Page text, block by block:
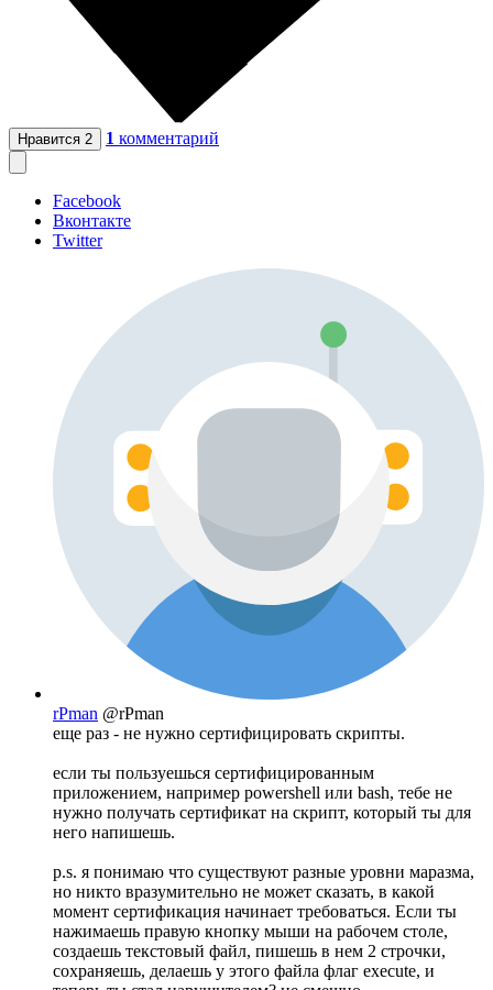
Нравится 2 1 комментарий
Facebook
Вконтакте
Twitter
rPman @rPman
еще раз - не нужно сертифицировать скрипты.
если ты пользуешься сертифицированным
приложением, например powershell или bash, тебе не
нужно получать сертификат на скрипт, который ты для
него напишешь.
p.s. я понимаю что существуют разные уровни маразма,
но никто вразумительно не может сказать, в какой
момент сертификация начинает требоваться. Если ты
нажимаешь правую кнопку мыши на рабочем столе,
создаешь текстовый файл, пишешь в нем 2 строчки,
сохраняешь, делаешь у этого файла флаг execute, и